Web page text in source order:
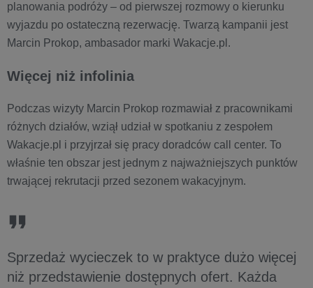
planowania podróży – od pierwszej rozmowy o kierunku
wyjazdu po ostateczną rezerwację. Twarzą kampanii jest
Marcin Prokop, ambasador marki Wakacje.pl.
Więcej niż infolinia
Podczas wizyty Marcin Prokop rozmawiał z pracownikami
różnych działów, wziął udział w spotkaniu z zespołem
Wakacje.pl i przyjrzał się pracy doradców call center. To
właśnie ten obszar jest jednym z najważniejszych punktów
trwającej rekrutacji przed sezonem wakacyjnym.
Sprzedaż wycieczek to w praktyce dużo więcej
niż przedstawienie dostępnych ofert. Każda